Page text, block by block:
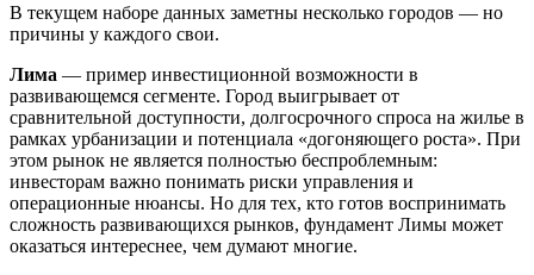
В текущем наборе данных заметны несколько городов — но
причины у каждого свои.
Лима — пример инвестиционной возможности в
развивающемся сегменте. Город выигрывает от
сравнительной доступности, долгосрочного спроса на жилье в
рамках урбанизации и потенциала «догоняющего роста». При
этом рынок не является полностью беспроблемным:
инвесторам важно понимать риски управления и
операционные нюансы. Но для тех, кто готов воспринимать
сложность развивающихся рынков, фундамент Лимы может
оказаться интереснее, чем думают многие.